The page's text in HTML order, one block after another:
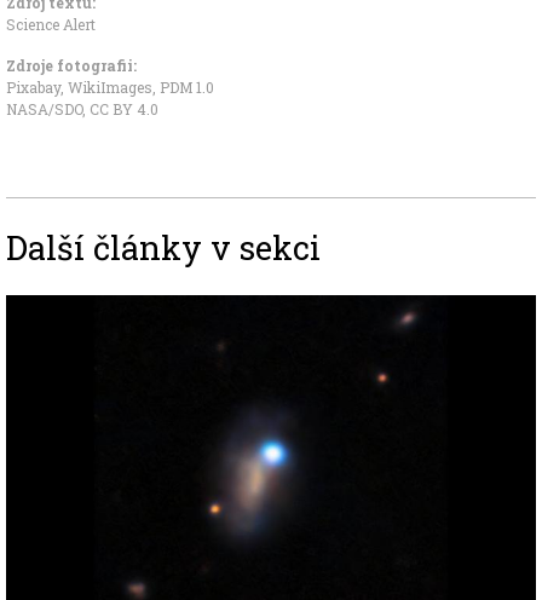
Science Alert
Zdroje fotografii:
Pixabay, WikiImages PDM 1.0
NASA/SDO, CC BY 4.0
Další články v sekci